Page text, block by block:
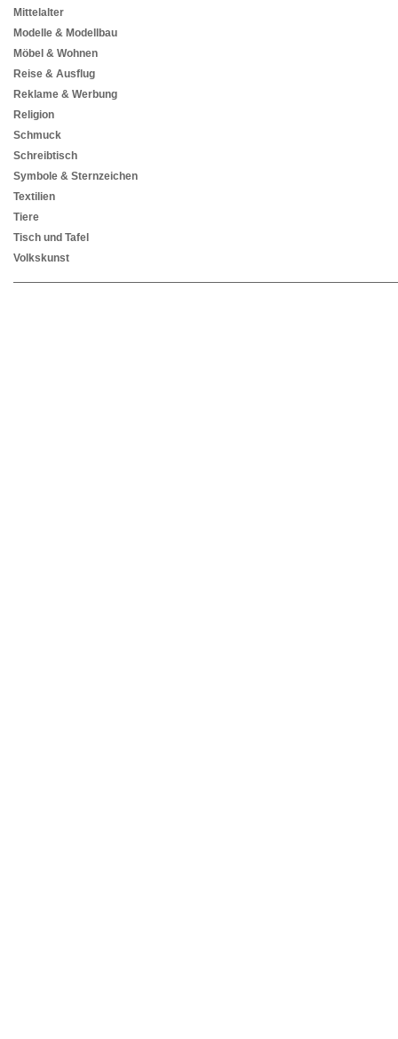
Mittelalter
Modelle & Modellbau
Möbel & Wohnen
Reise & Ausflug
Reklame & Werbung
Religion
Schmuck
Schreibtisch
Symbole & Sternzeichen
Textilien
Tiere
Tisch und Tafel
Volkskunst